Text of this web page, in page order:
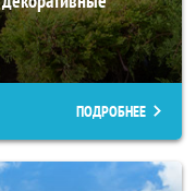
ПОДРОБНЕЕ